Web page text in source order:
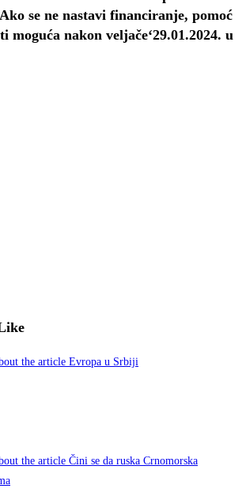
se ne nastavi financiranje, pomoć
moguća nakon veljače‘29.01.2024. u